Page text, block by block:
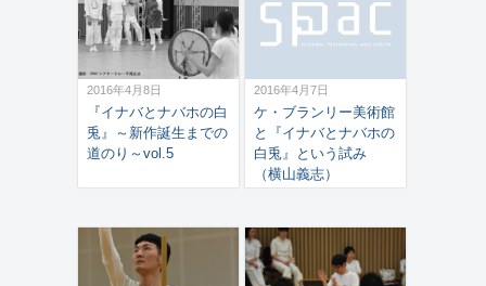
2016年4月8日
『イナバとナバホの白
兎』～新作誕生までの
道のり～vol.5
2016年4月7日
ケ・ブランリー美術館
と『イナバとナバホの
白兎』という試み
（横山義志）